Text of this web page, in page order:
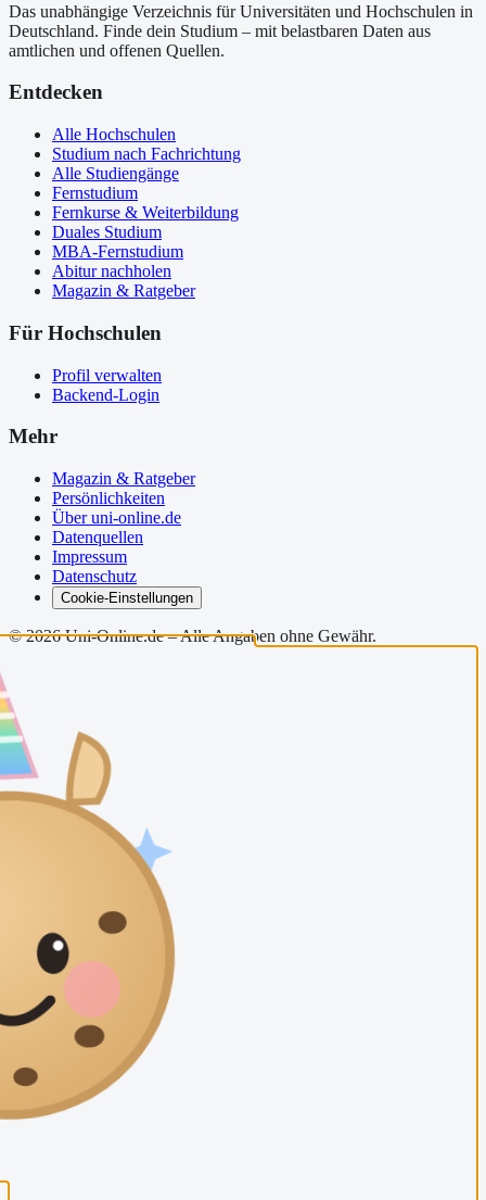
Das unabhängige Verzeichnis für Universitäten und Hochschulen in
Deutschland. Finde dein Studium – mit belastbaren Daten aus
amtlichen und offenen Quellen.
Entdecken
Alle Hochschulen
Studium nach Fachrichtung
Alle Studiengänge
Fernstudium
Fernkurse & Weiterbildung
Duales Studium
MBA-Fernstudium
Abitur nachholen
Magazin & Ratgeber
Für Hochschulen
Profil verwalten
Backend-Login
Mehr
Magazin & Ratgeber
Persönlichkeiten
Über uni-online.de
Datenquellen
Impressum
Datenschutz
Cookie-Einstellungen
©2026Uni-Online.de – Alle Angaben ohne Gewähr.